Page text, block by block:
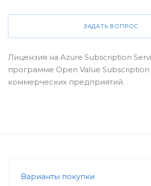
ЗАДАТЬ ВОПРОС
Лицензия на Azure Subscription
программе Open Value Subscription
коммерческих предприятий.
Варианты покупки